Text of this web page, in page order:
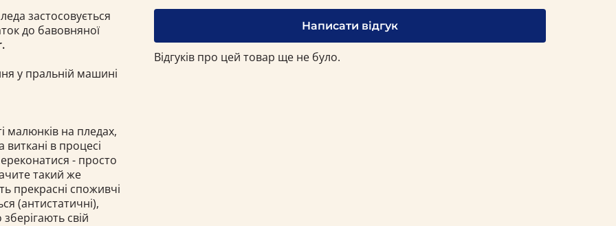
застосовується
до бавовняної
у пральній машині
малюнків на пледах,
виткані в процесі
- просто
такий же
прекрасні споживчі
(антистатичні),
свій
Написати відгук
Відгуків про цей товар ще не було.